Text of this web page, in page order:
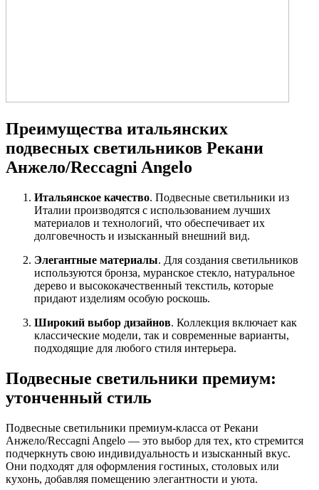
Преимущества итальянских
подвесных светильников Рекани
Анжело/Reccagni Angelo
Итальянское качество. Подвесные светильники из
Италии производятся с использованием лучших
материалов и технологий, что обеспечивает их
долговечность и изысканный внешний вид.
Элегантные материалы. Для создания светильников
используются бронза, муранское стекло, натуральное
дерево и высококачественный текстиль, которые
придают изделиям особую роскошь.
Широкий выбор дизайнов. Коллекция включает как
классические модели, так и современные варианты,
подходящие для любого стиля интерьера.
Подвесные светильники премиум:
утонченный стиль
Подвесные светильники премиум-класса от Рекани
Анжело/Reccagni Angelo — это выбор для тех, кто стремится
подчеркнуть свою индивидуальность и изысканный вкус.
Они подходят для оформления гостиных, столовых или
кухонь, добавляя помещению элегантности и уюта.